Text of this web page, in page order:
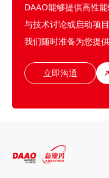
DAAO能够提供高性
与技术讨论或启动项目
我们随时准备为您提供
立即沟通